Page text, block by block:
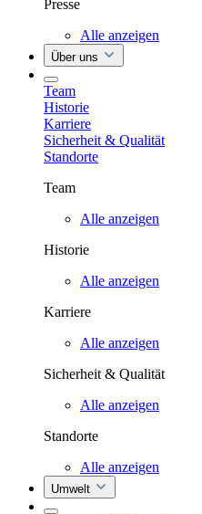
Presse
Alle anzeigen
Über uns
Team
Historie
Karriere
Sicherheit & Qualität
Standorte
Team
Alle anzeigen
Historie
Alle anzeigen
Karriere
Alle anzeigen
Sicherheit & Qualität
Alle anzeigen
Standorte
Alle anzeigen
Umwelt